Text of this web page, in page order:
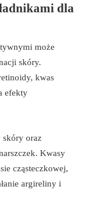
dla
może
skóry.
kwas
efekty
skóry oraz
Kwasy
cząsteczkowej,
argireliny i